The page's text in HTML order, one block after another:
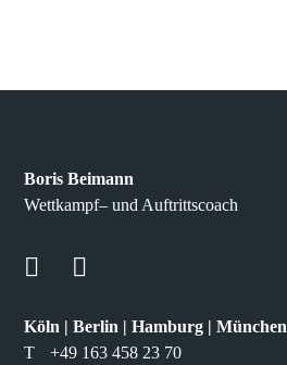
Boris Beimann
Wettkampf– und Auftrittscoach
Köln | Berlin | Hamburg | München
T
+49 163 458 23 70